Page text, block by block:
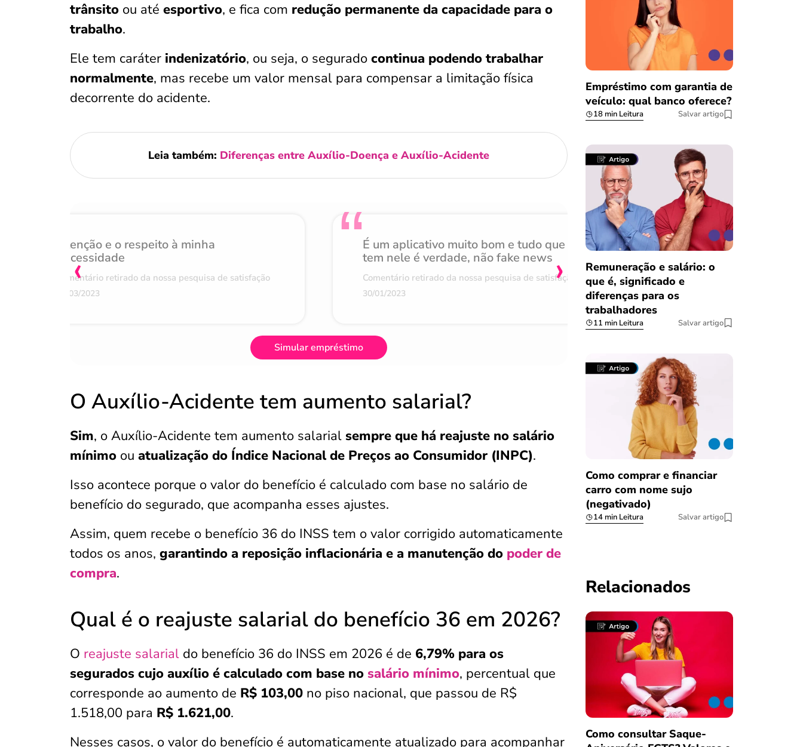
trânsito ou até esportivo, e fica com redução permanente da capacidade para o
trabalho.
Ele tem caráter indenizatório, ou seja, o segurado continua podendo trabalhar
normalmente, mas recebe um valor mensal para compensar a limitação física
decorrente do acidente.
Leia também: Diferenças entre Auxílio-Doença e Auxílio-Acidente
Atenção e o respeito à minha
necessidade
Comentário retirado da nossa pesquisa de satisfação
07/03/2023
É um aplicativo muito bom e tudo que
tem nele é verdade, não fake news
Comentário retirado da nossa pesquisa de satisfação
30/01/2023
Achei muito rápido,
Comentário retirado da nossa
08/03/2023
‹ ›
Simular empréstimo
O Auxílio-Acidente tem aumento salarial?
Sim, o Auxílio-Acidente tem aumento salarial sempre que há reajuste no salário
mínimo ou atualização do Índice Nacional de Preços ao Consumidor (INPC).
Isso acontece porque o valor do benefício é calculado com base no salário de
benefício do segurado, que acompanha esses ajustes.
Assim, quem recebe o benefício 36 do INSS tem o valor corrigido automaticamente
todos os anos, garantindo a reposição inflacionária e a manutenção do poder de
compra.
Qual é o reajuste salarial do benefício 36 em 2026?
O reajuste salarial do benefício 36 do INSS em 2026 é de 6,79% para os
segurados cujo auxílio é calculado com base no salário mínimo, percentual que
corresponde ao aumento de R$ 103,00 no piso nacional, que passou de R$
1.518,00 para R$ 1.621,00.
Nesses casos, o valor do benefício é automaticamente atualizado para acompanhar
Empréstimo com garantia de
veículo: qual banco oferece?
18 min Leitura Salvar artigo
Remuneração e salário: o
que é, significado e
diferenças para os
trabalhadores
11 min Leitura Salvar artigo
Como comprar e financiar
carro com nome sujo
(negativado)
14 min Leitura Salvar artigo
Relacionados
Como consultar Saque-